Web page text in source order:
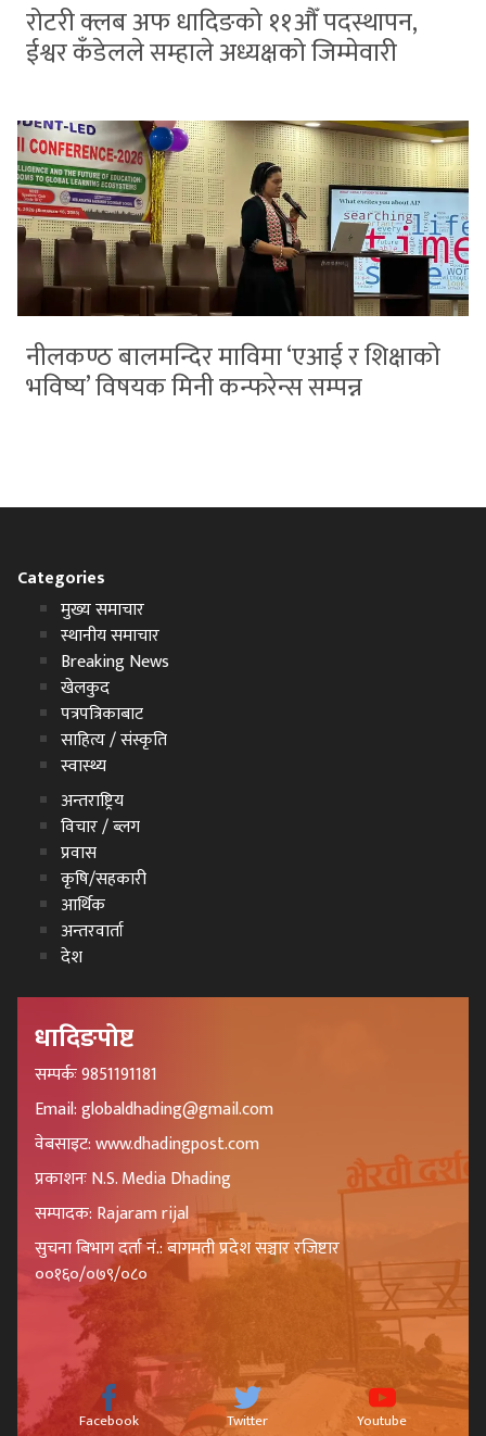
रोटरी क्लब अफ धादिङको ११औँ पदस्थापन,
ईश्वर कँडेलले सम्हाले अध्यक्षको जिम्मेवारी
नीलकण्ठ बालमन्दिर माविमा ‘एआई र शिक्षाको
भविष्य’ विषयक मिनी कन्फरेन्स सम्पन्न
Categories
मुख्य समाचार
स्थानीय समाचार
Breaking News
खेलकुद
पत्रपत्रिकाबाट
साहित्य / संस्कृति
स्वास्थ्य
अन्तराष्ट्रिय
विचार / ब्लग
प्रवास
कृषि/सहकारी
आर्थिक
अन्तरवार्ता
देश
धादिङपोष्ट
सम्पर्कः 9851191181
Email: globaldhading@gmail.com
वेबसाइट: www.dhadingpost.com
प्रकाशनः N.S. Media Dhading
सम्पादक: Rajaram rijal
सुचना बिभाग दर्ता नं.: बागमती प्रदेश सञ्चार रजिष्टार
००१६०/०७९/०८०
Facebook Twitter Youtube